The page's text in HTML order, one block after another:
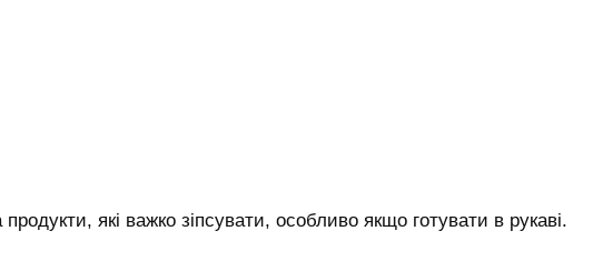
які важко зіпсувати, особливо якщо готувати в рукаві.